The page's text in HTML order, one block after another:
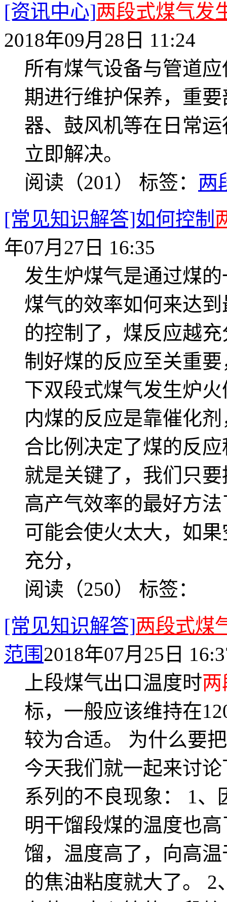
[资讯中心]两段式煤气发
2018年09月28日 11:24
所有煤气设备与管道
期进行维护保养，重
器、鼓风机等在日常
立即解决。
阅读（201） 标签： 两
[常见知识解答]如何控制
年07月27日 16:35
发生炉煤气是通过煤
煤气的效率如何来达
的控制了，煤反应越
制好煤的反应至关重
下双段式煤气发生炉
内煤的反应是靠催化
合比例决定了煤的反
就是关键了，我们只
高产气效率的最好方
可能会使火太大，如
充分，
阅读（250） 标签：
[常见知识解答]两段式煤
范围2018年07月25日
上段煤气出口温度时
标，一般应该维持在
较为合适。 为什么要
今天我们就一起来讨
系列的不良现象： 1
明干馏段煤的温度也
馏，温度高了，向高
的焦油粘度就大了。